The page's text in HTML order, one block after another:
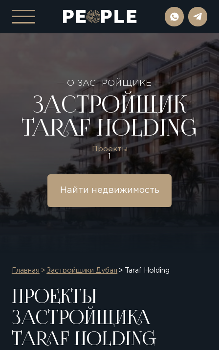
— О ЗАСТРОЙЩИКЕ —
ЗАСТРОЙЩИК
TARAF HOLDING
Проекты
1
Найти недвижимость
Главная Застройщики Дубая Taraf Holding
ПРОЕКТЫ
ЗАСТРОЙЩИКА
TARAF HOLDING